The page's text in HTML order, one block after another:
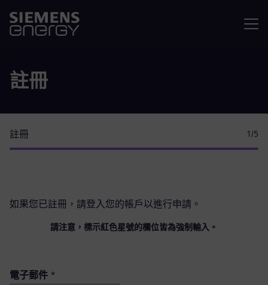
註冊
註冊 1 /5
如果您已註冊，請登入您的帳戶以進行申請。
請注意，標示紅色星號的欄位皆為強制輸入。
電子郵件 *